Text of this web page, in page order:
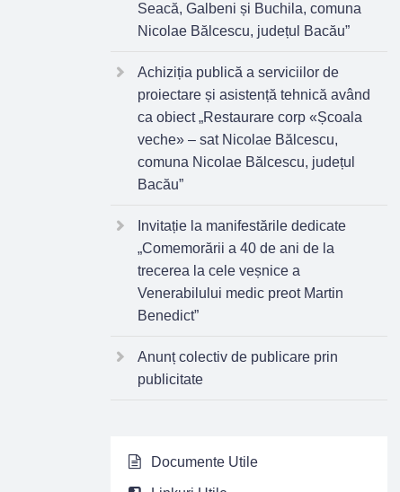
Seacă, Galbeni și Buchila, comuna
Nicolae Bălcescu, județul Bacău”
Achiziția publică a serviciilor de
proiectare și asistență tehnică având
ca obiect „Restaurare corp «Școala
veche» – sat Nicolae Bălcescu,
comuna Nicolae Bălcescu, județul
Bacău”
Invitație la manifestările dedicate
„Comemorării a 40 de ani de la
trecerea la cele veșnice a
Venerabilului medic preot Martin
Benedict”
Anunț colectiv de publicare prin
publicitate
Documente Utile